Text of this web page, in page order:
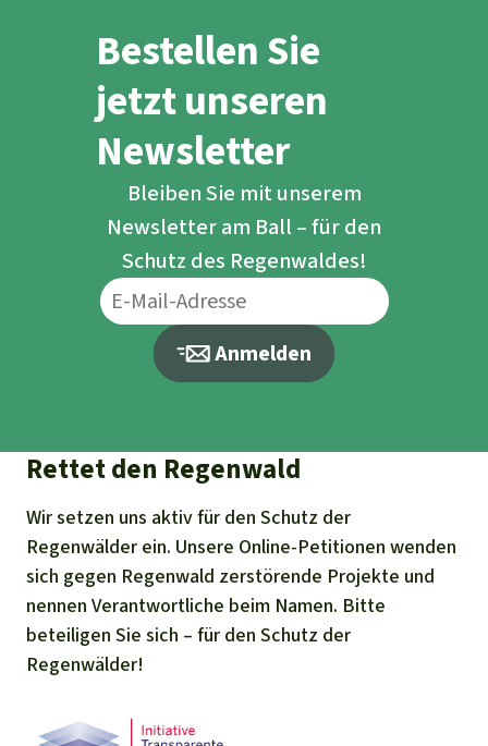
Bestellen Sie
jetzt unseren
Newsletter
Bleiben Sie mit unserem
Newsletter am Ball – für den
Schutz des Regenwaldes!
Anmelden
Rettet den Regenwald
Wir setzen uns aktiv für den Schutz der
Regenwälder ein. Unsere Online-Petitionen wenden
sich gegen Regenwald zerstörende Projekte und
nennen Verantwortliche beim Namen. Bitte
beteiligen Sie sich – für den Schutz der
Regenwälder!